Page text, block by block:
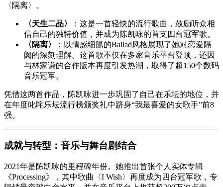
〈隔离〉。
〈天生二品〉
：这是一首轻快的流行歌曲，鼓励听众相
信自己的独特价值，并成为陈凯咏的首支四台冠军歌。
〈隔离〉
：以情感细腻的Ballad风格展现了她对恋爱隔
阂的深刻理解。这首歌不仅在多家音乐平台登顶，还因
与林家谦的合作版本再度引发热潮，取得了超150个数码
音乐冠军。
凭借这两首作品，陈凯咏进一步巩固了自己在乐坛的地位，并
在年度叱咤乐坛流行榜颁奖礼中跻身“我最喜爱的女歌手”前8
强。
成就与转型：音乐与舞台剧结合
2021年是陈凯咏的里程碑年份。她推出首张个人实体专辑
《Processing》，其中歌曲〈I Wish〉再度成为四台冠军歌，专